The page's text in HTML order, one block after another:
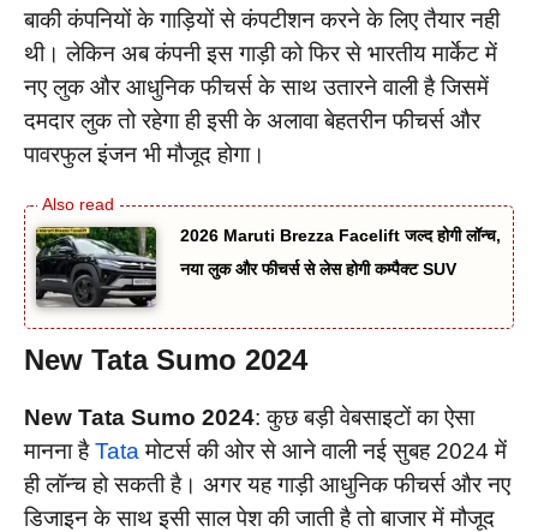
बाकी कंपनियों के गाड़ियों से कंपटीशन करने के लिए तैयार नही
थी। लेकिन अब कंपनी इस गाड़ी को फिर से भारतीय मार्केट में
नए लुक और आधुनिक फीचर्स के साथ उतारने वाली है जिसमें
दमदार लुक तो रहेगा ही इसी के अलावा बेहतरीन फीचर्स और
पावरफुल इंजन भी मौजूद होगा।
2026 Maruti Brezza Facelift जल्द होगी लॉन्च,
नया लुक और फीचर्स से लेस होगी कम्पैक्ट SUV
New Tata Sumo 2024
New Tata Sumo 2024: कुछ बड़ी वेबसाइटों का ऐसा
मानना हैTataमोटर्स की ओर से आने वाली नई सुबह 2024 में
ही लॉन्च हो सकती है। अगर यह गाड़ी आधुनिक फीचर्स और नए
डिजाइन के साथ इसी साल पेश की जाती है तो बाजार में मौजूद